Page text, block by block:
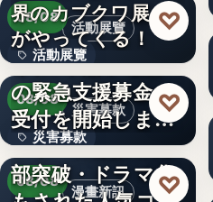
活動展覽
08/08
活動展覽
60
界のカブクワ展』
がやってくる！
♡
災害募款
08/08
災害募款
文字
令和8年熊本地震へ
の緊急支援募金の
受付を開始しまし
た
♡
漫畫新訊
08/08
シリーズ累計40万
部突破・ドラマ化
♡